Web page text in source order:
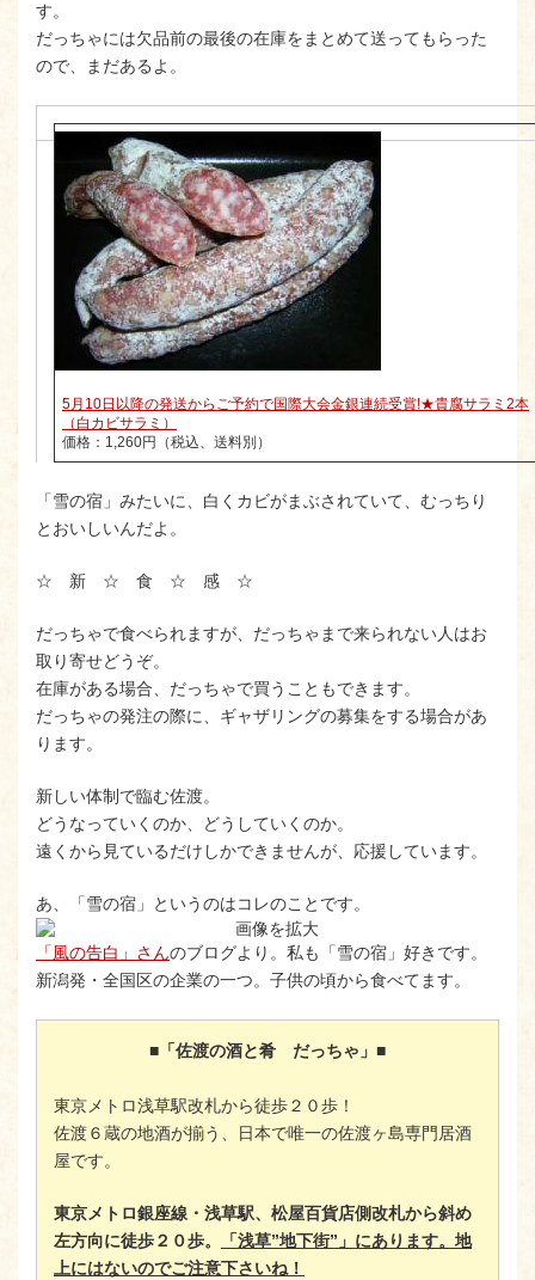
す。
だっちゃには欠品前の最後の在庫をまとめて送ってもらった
ので、まだあるよ。
5月10日以降の発送からご予約で国際大会金銀連続受賞!★貴腐サラミ2本
（白カビサラミ）
価格：1,260円（税込、送料別）
「雪の宿」みたいに、白くカビがまぶされていて、むっちり
とおいしいんだよ。
☆ 新 ☆ 食 ☆ 感 ☆
だっちゃで食べられますが、だっちゃまで来られない人はお
取り寄せどうぞ。
在庫がある場合、だっちゃで買うこともできます。
だっちゃの発注の際に、ギャザリングの募集をする場合があ
ります。
新しい体制で臨む佐渡。
どうなっていくのか、どうしていくのか。
遠くから見ているだけしかできませんが、応援しています。
あ、「雪の宿」というのはコレのことです。
「風の告白」さんのブログより。私も「雪の宿」好きです。
新潟発・全国区の企業の一つ。子供の頃から食べてます。
■「佐渡の酒と肴 だっちゃ」■
東京メトロ浅草駅改札から徒歩２０歩！
佐渡６蔵の地酒が揃う、日本で唯一の佐渡ヶ島専門居酒
屋です。
東京メトロ銀座線・浅草駅、松屋百貨店側改札から斜め
左方向に徒歩２０歩。
「浅草”地下街”」にあります。地
上にはないのでご注意下さいね！